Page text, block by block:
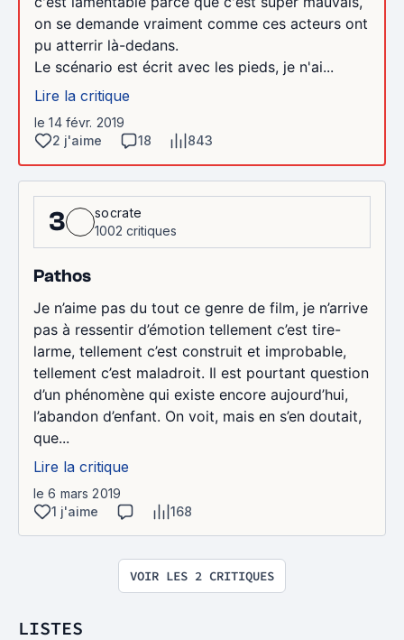
on se demande vraiment comme ces acteurs ont
pu atterrir là-dedans.
Le scénario est écrit avec les pieds, je n'ai...
Lire la critique
le 14 févr. 2019
2 j'aime
18 843
3
socrate
1002 critiques
Pathos
Je n’aime pas du tout ce genre de film, je n’arrive
pas à ressentir d’émotion tellement c’est tire-
larme, tellement c’est construit et improbable,
tellement c’est maladroit. Il est pourtant question
d’un phénomène qui existe encore aujourd’hui,
l’abandon d’enfant. On voit, mais en s’en doutait,
que...
Lire la critique
le 6 mars 2019
1 j'aime
168
VOIR LES 2 CRITIQUES
LISTES